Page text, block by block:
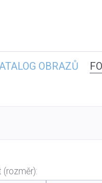
OBRAZŮ
(rozměr):